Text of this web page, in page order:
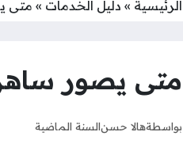
الرئيسية » دليل الخدمات » متى
متى يصور
بواسطةهالا حسنالسنة الماضية